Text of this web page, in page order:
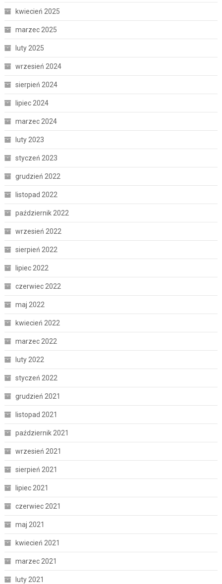
kwiecień 2025
marzec 2025
luty 2025
wrzesień 2024
sierpień 2024
lipiec 2024
marzec 2024
luty 2023
styczeń 2023
grudzień 2022
listopad 2022
październik 2022
wrzesień 2022
sierpień 2022
lipiec 2022
czerwiec 2022
maj 2022
kwiecień 2022
marzec 2022
luty 2022
styczeń 2022
grudzień 2021
listopad 2021
październik 2021
wrzesień 2021
sierpień 2021
lipiec 2021
czerwiec 2021
maj 2021
kwiecień 2021
marzec 2021
luty 2021